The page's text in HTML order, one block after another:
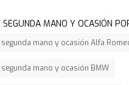
SEGUNDA MANO Y OCASIÓN
segunda mano y ocasión Alfa
segunda mano y ocasión BMW